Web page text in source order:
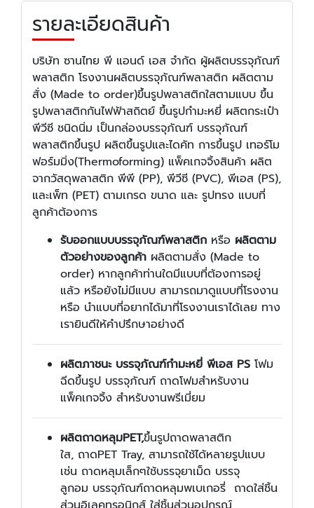
รายละเอียดสินค้า
บริษัท ซานไทย พี แอนด์ เอส จำกัด ผู้ผลิตบรรจุภัณฑ์
พลาสติก โรงงานผลิตบรรจุภัณฑ์พลาสติก ผลิตตาม
สั่ง (Made to order)ขึ้นรูปพลาสติกใสตามแบบ ขึ้น
รูปพลาสติกกันไฟฟ้าสถิตย์ ขึ้นรูปกำมะหยี่ ผลิตกระเป๋า
พีวีซี ชนิดนิ่ม เป็นกล่องบรรจุภัณฑ์ บรรจุภัณฑ์
พลาสติกขึ้นรูป ผลิตขึ้นรูปและไดคัท การขึ้นรูป เทอร์โม
ฟอร์มมิ่ง(Thermoforming) แพ็คเกจจิ้งสินค้า ผลิต
จากวัสดุพลาสติก พีพี (PP), พีวีซี (PVC), พีเอส (PS),
และเพ็ท (PET) ตามเกรด ขนาด และ รูปทรง แบบที่
ลูกค้าต้องการ
รับออกแบบบรรจุภัณฑ์พลาสติก หรือ ผลิตตาม
ตัวอย่างของลูกค้า ผลิตตามสั่ง (Made to
order) หากลูกค้าท่านใดมีแบบที่ต้องการอยู่
แล้ว หรือยังไม่มีแบบ สามารถมาดูแบบที่โรงงาน
หรือ นำแบบที่อยากได้มาที่โรงงานเราได้เลย ทาง
เรายินดีให้คำปรึกษาอย่างดี
ผลิตภาชนะ บรรจุภัณฑ์กำมะหยี่ พีเอส PS โฟม
ฉีดขึ้นรูป บรรจุภัณฑ์ ถาดโฟมสำหรับงาน
แพ็คเกจจิ้ง สำหรับงานพรีเมี่ยม
ผลิตถาดหลุมPET,ขึ้นรูปถาดพลาสติก
ใส, ถาดPET Tray, สามารถใช้ได้หลายรูปแบบ
เช่น ถาดหลุมเล็กๆใช้บรรจุยาเม็ด บรรจุ
ลูกอม บรรจุภัณฑ์ถาดหลุมพเบเกอรี่ ถาดใส่ชิ้น